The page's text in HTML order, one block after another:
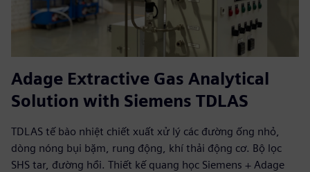
Adage Extractive Gas Analytical
Solution with Siemens TDLAS
TDLAS tế bào nhiệt chiết xuất xử lý các đường ống nhỏ,
dòng nóng bụi bặm, rung động, khí thải động cơ. Bộ lọc
SHS tar, đường hồi. Thiết kế quang học Siemens + Adage